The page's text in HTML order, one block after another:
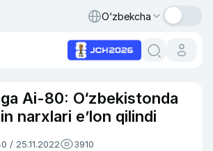
O‘zbekcha
Ai-80: O‘zbekistonda
narxlari e’lon qilindi
/ 25.11.2022 3910